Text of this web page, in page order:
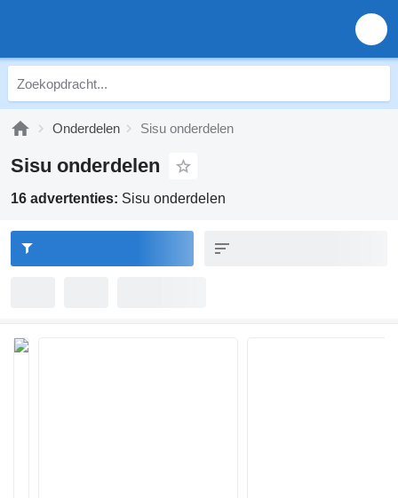
Onderdelen Sisu onderdelen
Sisu onderdelen
16 advertenties: Sisu onderdelen